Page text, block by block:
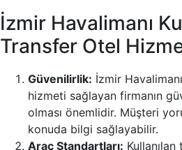
İzmir Havalimanı
Transfer Otel
Güvenilirlik: İzmir
hizmeti sağlayan firmanın
olması önemlidir. Müşteri
konuda bilgi sağlayabilir.
Araç Standartları: Kullanılan